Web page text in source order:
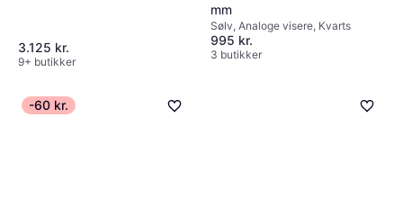
3.125 kr.
9+ butikker
mm
Sølv, Analoge visere, Kvarts
995 kr.
3 butikker
-60 kr.